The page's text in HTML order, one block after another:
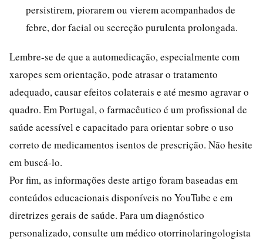
persistirem, piorarem ou vierem acompanhados de
febre, dor facial ou secreção purulenta prolongada.
Lembre-se de que a automedicação, especialmente com
xaropes sem orientação, pode atrasar o tratamento
adequado, causar efeitos colaterais e até mesmo agravar o
quadro. Em Portugal, o farmacêutico é um profissional de
saúde acessível e capacitado para orientar sobre o uso
correto de medicamentos isentos de prescrição. Não hesite
em buscá-lo.
Por fim, as informações deste artigo foram baseadas em
conteúdos educacionais disponíveis no YouTube e em
diretrizes gerais de saúde. Para um diagnóstico
personalizado, consulte um médico otorrinolaringologista